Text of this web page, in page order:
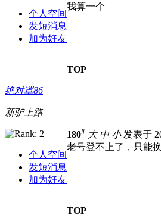
个人空间
发短消息
加为好友
我算一个
TOP
绝对罩86
新驴上路
个人空间
发短消息
加为好友
180# 大 中 小发表于
老号登不上了，只能
TOP